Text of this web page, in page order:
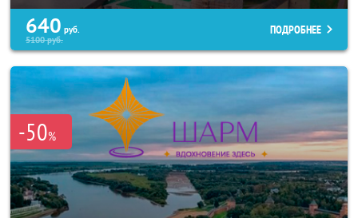
640 руб.
5100руб.
ПОДРОБНЕЕ
-50%